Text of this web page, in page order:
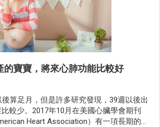
的寶寶，將來心肺功能比較好
算足月，但是許多研究發現，39週以後出
較少。2017年10月在美國心臟學會期刊
Heart Association）有一項長期的追